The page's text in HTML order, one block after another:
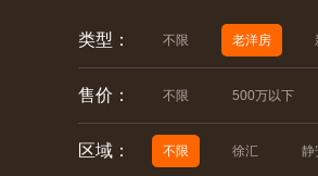
类型： 不限 老洋房
售价： 不限 500万以下
区域： 不限 徐汇 静